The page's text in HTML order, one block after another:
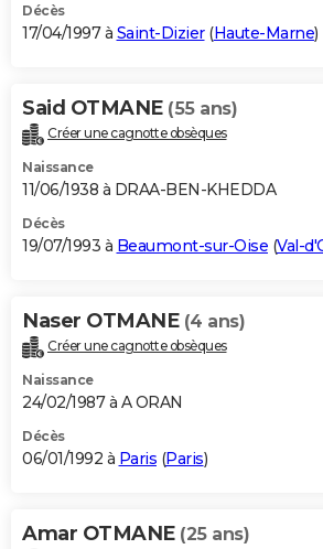
Décès
17/04/1997 à Saint-Dizier(Haute-Marne)
Said OTMANE (55 ans)
Créer une cagnotte obsèques
Naissance
11/06/1938 à DRAA-BEN-KHEDDA
Décès
19/07/1993 à Beaumont-sur-Oise (Val-
Naser OTMANE (4 ans)
Créer une cagnotte obsèques
Naissance
24/02/1987 à A ORAN
Décès
06/01/1992 à Paris (Paris)
Amar OTMANE (25 ans)